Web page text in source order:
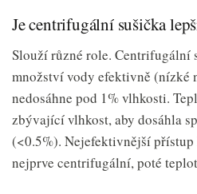
Je centrifugální sušička
Slouží různé role. Centrifugální
množství vody efektivně (nízké
nedosáhne pod 1% vlhkosti.
zbývající vlhkost, aby dosáhla
(<0.5%). Nejefektivnější
nejprve centrifugální, poté